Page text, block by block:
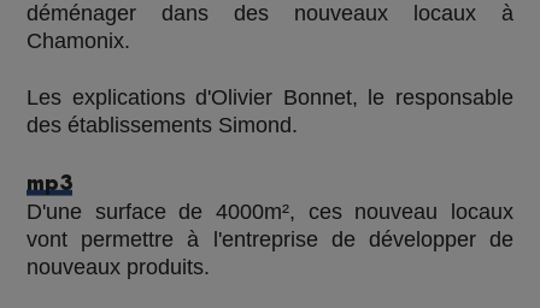
déménager dans des nouveaux locaux à
Chamonix.
Les explications d'Olivier Bonnet, le responsable
des établissements Simond.
mp3
D'une surface de 4000m², ces nouveau locaux
vont permettre à l'entreprise de développer de
nouveaux produits.